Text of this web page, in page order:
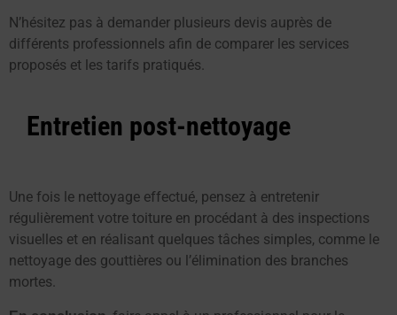
N’hésitez pas à demander plusieurs devis auprès de
différents professionnels afin de comparer les services
proposés et les tarifs pratiqués.
Entretien post-nettoyage
Une fois le nettoyage effectué, pensez à entretenir
régulièrement votre toiture en procédant à des inspections
visuelles et en réalisant quelques tâches simples, comme le
nettoyage des gouttières ou l’élimination des branches
mortes.